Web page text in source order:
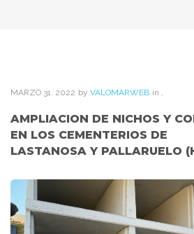
MARZO 31. 2022 by VALOMARWEB in ,
AMPLIACION DE NICHOS Y
EN LOS CEMENTERIOS DE
LASTANOSA Y PALLARUELO